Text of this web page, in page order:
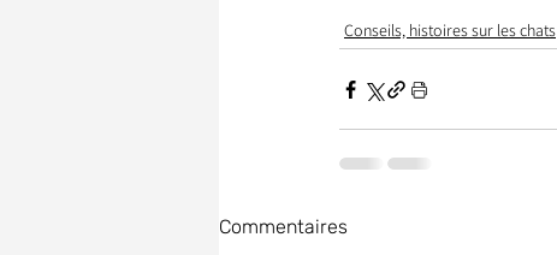
Conseils, histoires sur les chats
Commentaires